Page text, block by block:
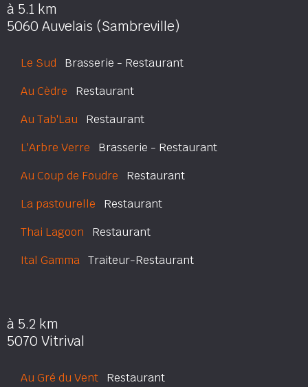
à 5.1 km
5060 Auvelais (Sambreville)
Le Sud Brasserie - Restaurant
Au Cèdre Restaurant
Au Tab'Lau Restaurant
L'Arbre Verre Brasserie - Restaurant
Au Coup de Foudre Restaurant
La pastourelle Restaurant
Thai Lagoon Restaurant
Ital Gamma Traiteur-Restaurant
à 5.2 km
5070 Vitrival
Au Gré du Vent Restaurant